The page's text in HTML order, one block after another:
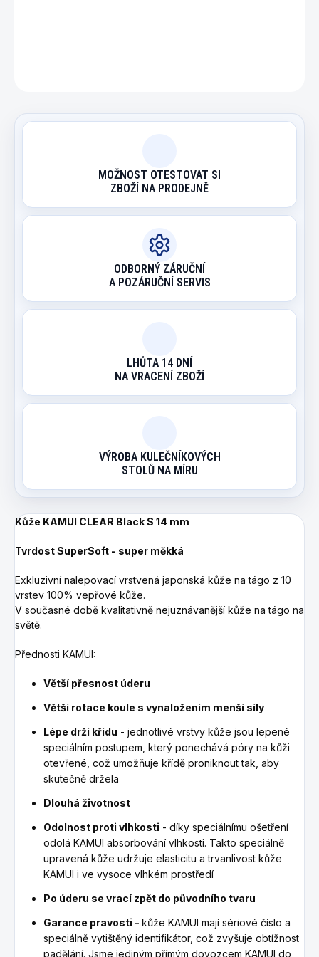
MOŽNOST OTESTOVAT SI
ZBOŽÍ NA PRODEJNĚ
ODBORNÝ ZÁRUČNÍ
A POZÁRUČNÍ SERVIS
LHŮTA 14 DNÍ
NA VRACENÍ ZBOŽÍ
VÝROBA KULEČNÍKOVÝCH
STOLŮ NA MÍRU
Kůže KAMUI CLEAR Black S 14 mm
Tvrdost SuperSoft - super měkká
Exkluzivní nalepovací vrstvená japonská kůže na tágo z 10
vrstev 100% vepřové kůže.
V současné době kvalitativně nejuznávanější kůže na tágo na
světě.
Přednosti KAMUI:
Větší přesnost úderu
Větší rotace koule s vynaložením menší síly
Lépe drží křídu - jednotlivé vrstvy kůže jsou lepené
speciálním postupem, který ponechává póry na kůži
otevřené, což umožňuje křídě proniknout tak, aby
skutečně držela
Dlouhá životnost
Odolnost proti vlhkosti - díky speciálnímu ošetření
odolá KAMUI absorbování vlhkosti. Takto speciálně
upravená kůže udržuje elasticitu a trvanlivost kůže
KAMUI i ve vysoce vlhkém prostředí
Po úderu se vrací zpět do původního tvaru
Garance pravosti - kůže KAMUI mají sériové číslo a
speciálně vytištěný identifikátor, což zvyšuje obtížnost
padělání. Jsme jediným přímým dovozcem KAMUI do